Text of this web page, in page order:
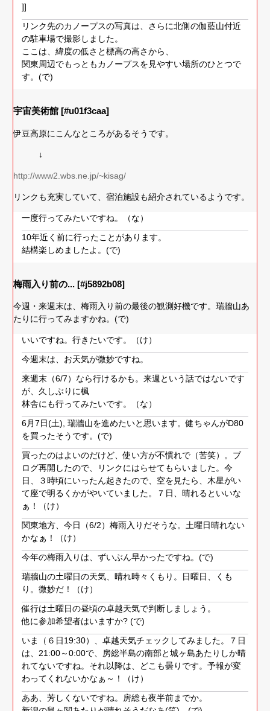
]]
リンク先のカノープスの写真は、さらに北側の伽藍山付近
の駐車場で撮影しました。
ここは、緯度の低さと標高の高さから、
関東周辺でもっともカノープスを見やすい場所のひとつで
す。(で)
宇宙美術館 [#u01f3caa]
伊豆高原にこんなところがあるそうです。
↓
http://www2.wbs.ne.jp/~kisag/
リンクも充実していて、宿泊施設も紹介されているようです。
一度行ってみたいですね。（な）
10年近く前に行ったことがあります。
結構楽しめましたよ。(で)
梅雨入り前の... [#j5892b08]
今週・来週末は、梅雨入り前の最後の観測好機です。瑞牆山あ
たりに行ってみますかね。(で)
いいですね。行きたいです。（け）
今週末は、お天気が微妙ですね。
来週末（6/7）なら行けるかも。来週という話ではないです
が、久しぶりに楓
林舎にも行ってみたいです。（な）
6月7日(土), 瑞牆山を進めたいと思います。健ちゃんがD80
を買ったそうです。(で)
買ったのはよいのだけど、使い方が不慣れで（苦笑）。ブ
ログ再開したので、リンクにはらせてもらいました。今
日、３時頃にいったん起きたので、空を見たら、木星がい
て座で明るくかがやいていました。７日、晴れるといいな
ぁ！（け）
関東地方、今日（6/2）梅雨入りだそうな。土曜日晴れない
かなぁ！（け）
今年の梅雨入りは、ずいぶん早かったですね。(で)
瑞牆山の土曜日の天気、晴れ時々くもり。日曜日、くも
り。微妙だ！（け）
催行は土曜日の昼頃の卓越天気で判断しましょう。
他に参加希望者はいますか? (で)
いま（６日19:30）、卓越天気チェックしてみました。７日
は、21:00～0:00で、房総半島の南部と城ヶ島あたりしか晴
れてないですね。それ以降は、どこも曇りです。予報が変
わってくれないかなぁ～！（け）
ああ、芳しくないですね。房総も夜半前までか。